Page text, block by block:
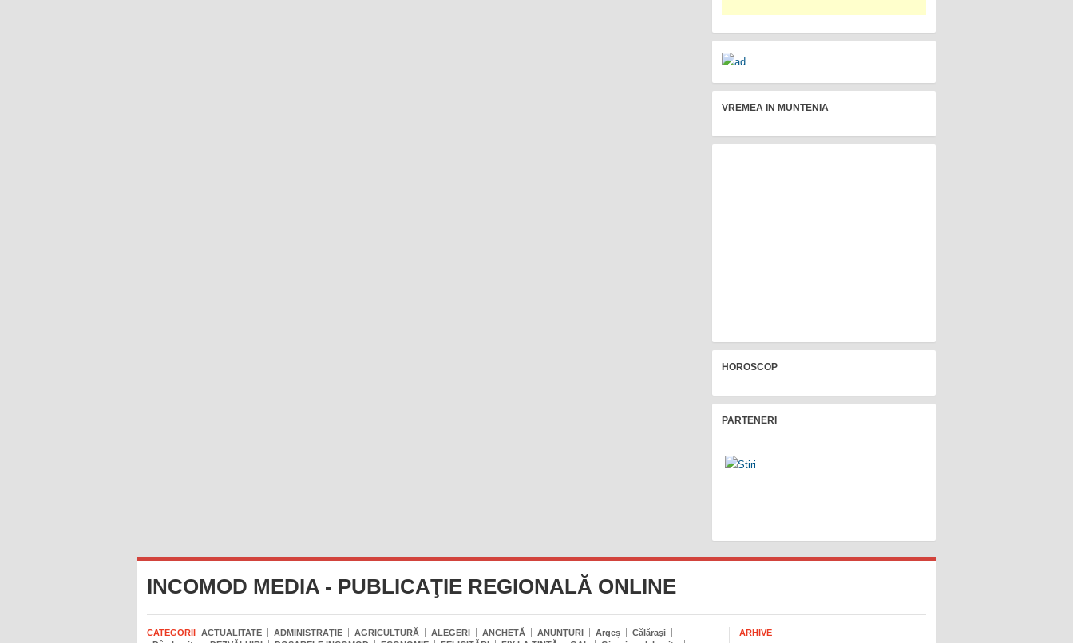
VREMEA IN MUNTENIA
HOROSCOP
PARTENERI
INCOMOD MEDIA - PUBLICAŢIE REGIONALĂ ONLINE
CATEGORII ACTUALITATE ADMINISTRAŢIE AGRICULTURĂ ALEGERI ANCHETĂ ANUNŢURI Argeș
Călăraşi
ARHIVE